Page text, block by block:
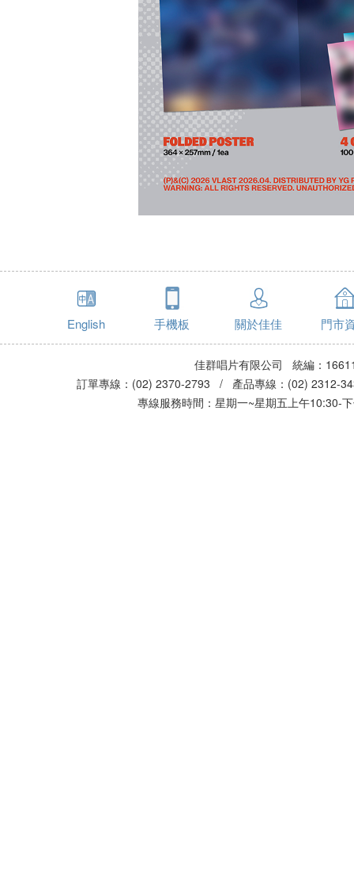
English 手機板 關於佳佳 門市
佳群唱片有限公司 統編：
訂單專線：(02) 2370-2793 / 產品專線：(02)
專線服務時間：星期一~星期五上午10:30-